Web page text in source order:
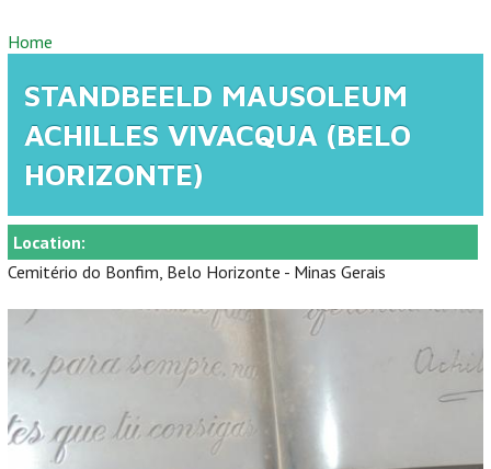
U BENT HIER
Home
STANDBEELD MAUSOLEUM
ACHILLES VIVACQUA (BELO
HORIZONTE)
Location:
Cemitério do Bonfim, Belo Horizonte - Minas Gerais